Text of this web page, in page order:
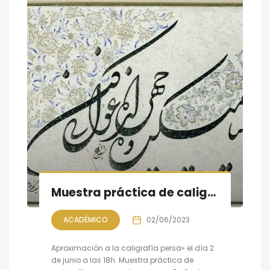
Muestra práctica de caligrafía persa, sesión VII
ACADÉMICO 02/06/2023
Aproximación a la caligrafía persa» el día 2
de junio a las 18h. Muestra práctica de